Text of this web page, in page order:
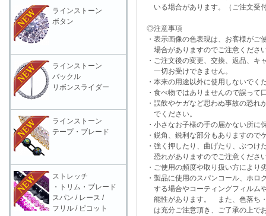
いる場合があります。（ご注文受
◎注意事項
・表示画像の色表現は、お客様がご
場合がありますのでご注意くださ
・ご注文後の変更、交換、返品、キ
一切お受けできません。
・本来の用途以外に使用しないでく
・食べ物ではありませんので誤って
・誤飲やケガなど思わぬ事故の恐れ
でください。
・小さなお子様の手の届かない所に
・鋭角、鋭利な部分もありますので
・強く押したり、曲げたり、ぶつけ
恐れがありますのでご注意くださ
・ご使用の頻度や取り扱い方により
・製品に使用のスパンコール、ホロ
する場合やコーティングフィルム
能性があります。 また、色落ち・
は充分ご注意頂き、ご了承の上で
ラインストーン
ボタン
ラインストーン
バックル
リボンスライダー
ラインストーン
テープ・ブレード
ストレッチ
・トリム・ブレード
スパン / レース /
フリル / ピコット